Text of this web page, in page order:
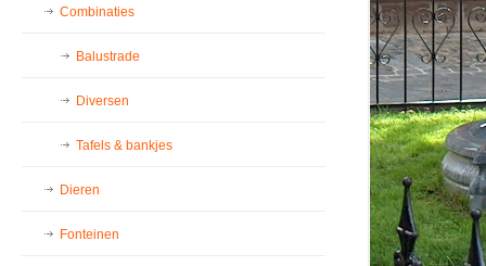
Combinaties
Balustrade
Diversen
Tafels & bankjes
Dieren
Fonteinen